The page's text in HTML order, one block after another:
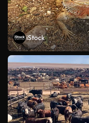
iStock